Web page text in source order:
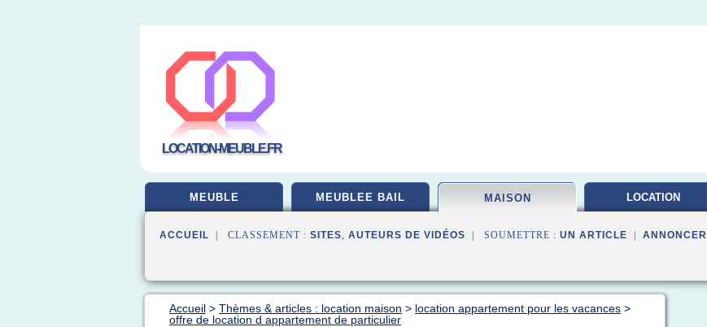
LOCATION-MEUBLE.FR
MEUBLE MEUBLEE BAIL MAISON LOCATION
ACCUEIL | CLASSEMENT : SITES, AUTEURS DE VIDÉOS | SOUMETTRE : UN ARTICLE ANNONCER
Accueil > Thèmes & articles : location maison > location appartement pour les vacances >
offre de location d appartement de particulier